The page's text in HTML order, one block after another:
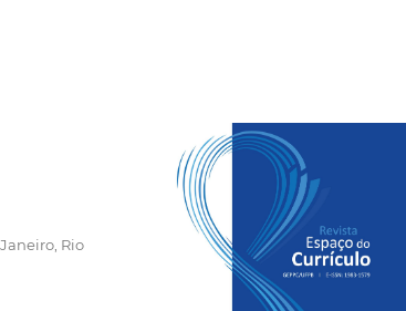
Rio